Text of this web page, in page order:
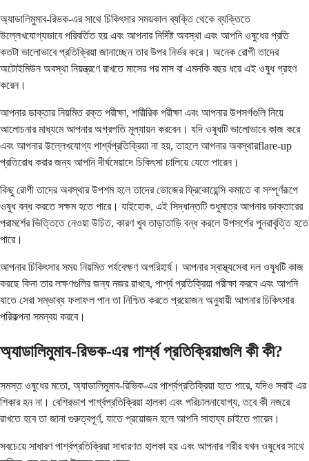
অ্যাডালিমুমাব-রিভক-এর সাথে চিকিৎসার সময়কাল ব্যক্তি থেকে ব্যক্তিতে
উল্লেখযোগ্যভাবে পরিবর্তিত হয় এবং আপনার নির্দিষ্ট অবস্থা এবং আপনি ওষুধের প্রতি
কতটা ভালোভাবে প্রতিক্রিয়া জানাচ্ছেন তার উপর নির্ভর করে। অনেক রোগী তাদের
অটোইমিউন অবস্থা নিয়ন্ত্রণে রাখতে মাসের পর মাস বা এমনকি বছর ধরে এই ওষুধ গ্রহণ
করেন।
আপনার ডাক্তার নিয়মিত রক্ত পরীক্ষা, শারীরিক পরীক্ষা এবং আপনার উপসর্গগুলি নিয়ে
আলোচনার মাধ্যমে আপনার অগ্রগতি মূল্যায়ন করবেন। যদি ওষুধটি ভালোভাবে কাজ করে
এবং আপনার উল্লেখযোগ্য পার্শ্বপ্রতিক্রিয়া না হয়, তাহলে আপনার অবস্থারflare-up
প্রতিরোধ করার জন্য আপনি দীর্ঘমেয়াদে চিকিৎসা চালিয়ে যেতে পারেন।
কিছু রোগী তাদের অবস্থার উপশম হলে তাদের ডোজের ফ্রিকোয়েন্সি কমাতে বা সম্পূর্ণরূপে
ওষুধ বন্ধ করতে সক্ষম হতে পারে। যাইহোক, এই সিদ্ধান্তটি শুধুমাত্র আপনার ডাক্তারের
পরামর্শের ভিত্তিতে নেওয়া উচিত, কারণ খুব তাড়াতাড়ি বন্ধ করলে উপসর্গের পুনরাবৃত্তি হতে
পারে।
আপনার চিকিৎসার সময় নিয়মিত পর্যবেক্ষণ অপরিহার্য। আপনার স্বাস্থ্যসেবা দল ওষুধটি কাজ
করছে কিনা তার লক্ষণগুলির জন্য নজর রাখবে, পার্শ্ব প্রতিক্রিয়া পরীক্ষা করবে এবং আপনি
যাতে সেরা সম্ভাব্য ফলাফল পান তা নিশ্চিত করতে প্রয়োজন অনুযায়ী আপনার চিকিৎসার
পরিকল্পনা সমন্বয় করবে।
অ্যাডালিমুমাব-রিভক-এর পার্শ্ব প্রতিক্রিয়াগুলি কী কী?
সমস্ত ওষুধের মতো, অ্যাডালিমুমাব-রিভিক-এর পার্শ্বপ্রতিক্রিয়া হতে পারে, যদিও সবাই এর
শিকার হন না। বেশিরভাগ পার্শ্বপ্রতিক্রিয়া হালকা এবং পরিচালনাযোগ্য, তবে কী নজরে
রাখতে হবে তা জানা গুরুত্বপূর্ণ, যাতে প্রয়োজন হলে আপনি সাহায্য চাইতে পারেন।
সবচেয়ে সাধারণ পার্শ্বপ্রতিক্রিয়া সাধারণত হালকা হয় এবং আপনার শরীর যখন ওষুধের সাথে